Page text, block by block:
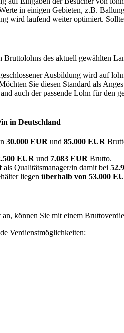
in einigen Gebieten, z.B.
wird laufend weiter optimiert.
Bruttolohns des aktuell gewählten
Ausbildung wird auf
Sie diesen Standard als
auch der passende Lohn für
in in Deutschland
30.000 EUR und 85.000 EUR
EUR und 7.083 EUR Brutto.
als Qualitätsmanager/in damit bei
liegen überhalb von 53.000
an, können Sie mit einem
Verdienstmöglichkeiten: